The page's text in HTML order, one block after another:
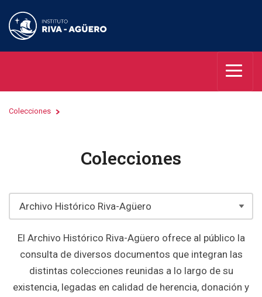
Colecciones
Colecciones
El Archivo Histórico Riva-Agüero ofrece al público la
consulta de diversos documentos que integran las
distintas colecciones reunidas a lo largo de su
existencia, legadas en calidad de herencia, donación y